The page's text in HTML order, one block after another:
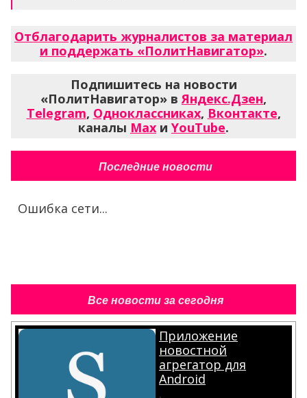
Отблагодарить журналистов за материал
и поддержать «ПолитНавигатор».
Подпишитесь на новости
«ПолитНавигатор» в Яндекс.Дзен,
Telegram, Одноклассниках, Вконтакте,
каналы Max и YouTube.
Последние новости
Ошибка сети...
Все новости за сегодня
Приложение
новостной
агрегатор для
Android
.